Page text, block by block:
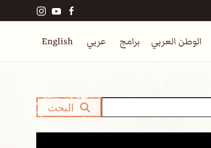
الوطن العربي برامج عربي English
البحث